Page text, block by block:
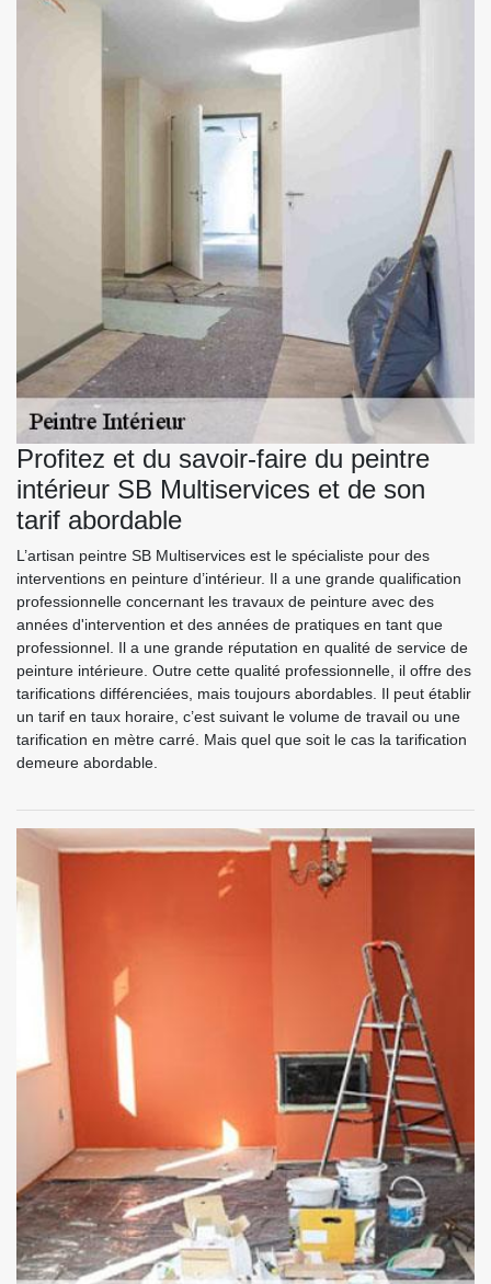
Profitez et du savoir-faire du peintre
intérieur SB Multiservices et de son
tarif abordable
L’artisan peintre SB Multiservices est le spécialiste pour des
interventions en peinture d’intérieur. Il a une grande qualification
professionnelle concernant les travaux de peinture avec des
années d'intervention et des années de pratiques en tant que
professionnel. Il a une grande réputation en qualité de service de
peinture intérieure. Outre cette qualité professionnelle, il offre des
tarifications différenciées, mais toujours abordables. Il peut établir
un tarif en taux horaire, c’est suivant le volume de travail ou une
tarification en mètre carré. Mais quel que soit le cas la tarification
demeure abordable.